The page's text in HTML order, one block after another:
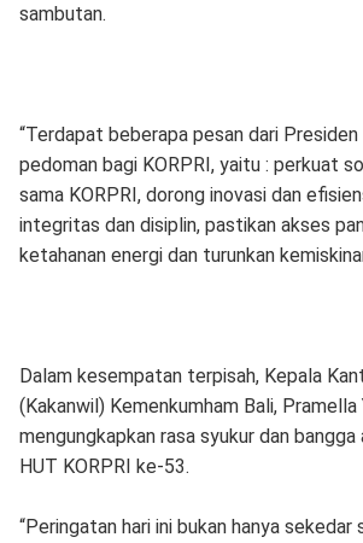
sambutan.
“Terdapat beberapa pesan dari
pedoman bagi KORPRI, yaitu : perkuat
sama KORPRI, dorong inovasi dan
integritas dan disiplin, pastikan akses
ketahanan energi dan turunkan
Dalam kesempatan terpisah, Kepala
(Kakanwil) Kemenkumham Bali, Pramella
mengungkapkan rasa syukur dan
HUT KORPRI ke-53.
“Peringatan hari ini bukan hanya